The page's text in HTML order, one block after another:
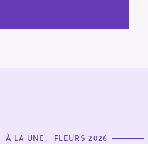
C
À LA UNE FLEURS 2026